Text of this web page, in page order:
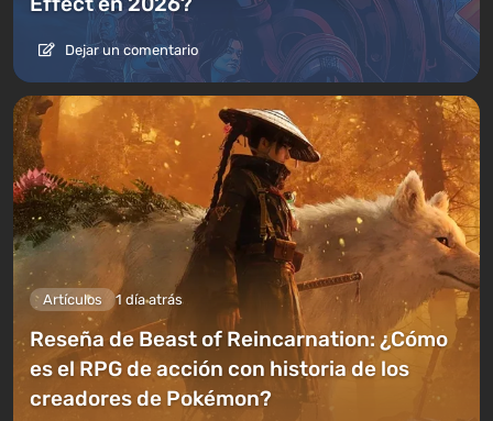
Dejar un comentario
Artículos 1 día atrás
Reseña de Beast of Reincarnation: ¿Cómo
es el RPG de acción con historia de los
creadores de Pokémon?